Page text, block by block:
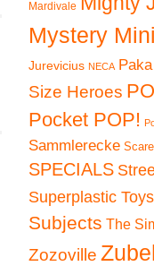
Mardivale
Mystery
Jurevicius NECA
Size Heroes
Pocket POP!
Sammlerecke
SPECIALS
Superplastic Toys
Subjects The
Zozoville